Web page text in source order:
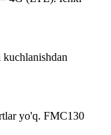
yo'q. FMC130